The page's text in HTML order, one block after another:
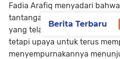
Fadia Arafiq menyadari
tantangan yang harus
yang telah dijalankan
tetapi upaya untuk terus
menyempurnakannya
Berita Terbaru